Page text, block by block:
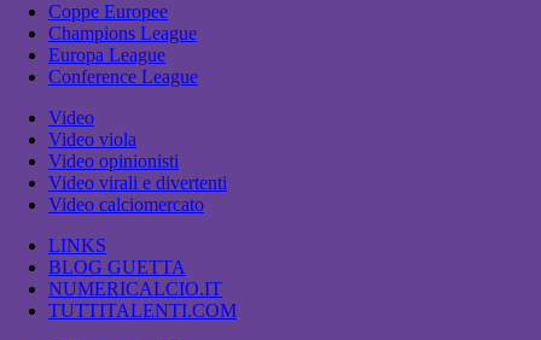
Coppe Europee
Champions League
Europa League
Conference League
Video
Video viola
Video opinionisti
Video virali e divertenti
Video calciomercato
LINKS
BLOG GUETTA
NUMERICALCIO.IT
TUTTITALENTI.COM